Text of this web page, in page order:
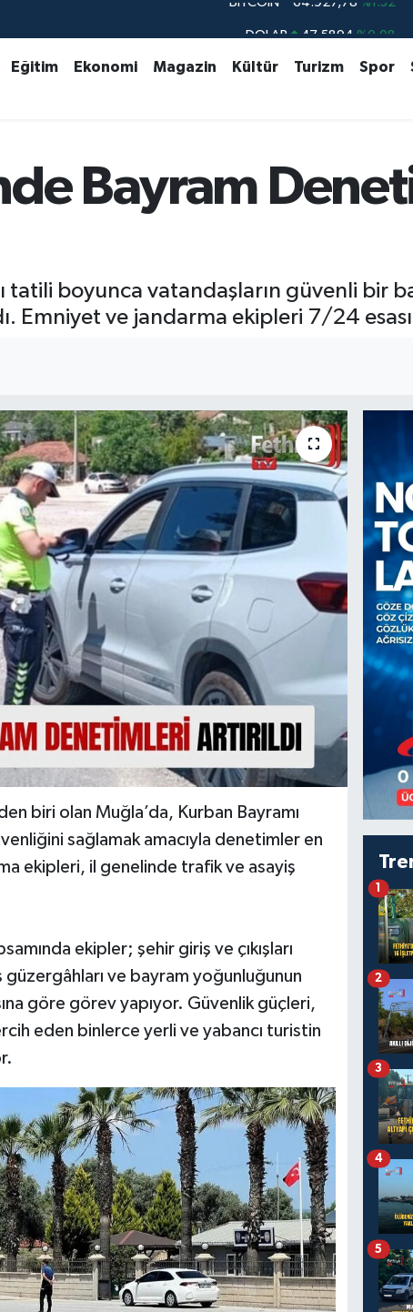
BITCOIN 64.927,78 %1.32
Eğitim Ekonomi Magazin Kültür Turizm Spor
Bayram
boyunca vatandaşların güvenli bir
Emniyet ve jandarma ekipleri 7/24
biri olan Muğla’da, Kurban Bayramı
sağlamak amacıyla denetimler en
ekipleri, il genelinde trafik ve asayiş
ekipler; şehir giriş ve çıkışları
ve bayram yoğunluğunun
göre görev yapıyor. Güvenlik güçleri,
eden binlerce yerli ve yabancı turistin
1
2
3
4
5